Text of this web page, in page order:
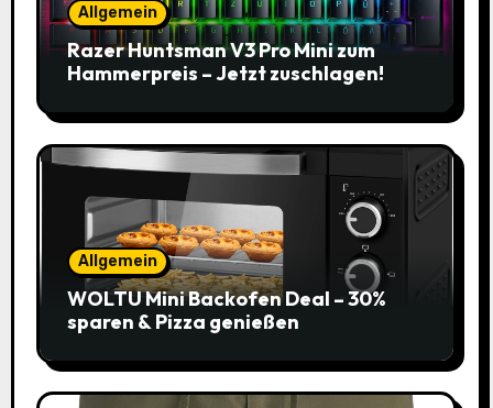
Allgemein
Razer Huntsman V3 Pro Mini zum
Hammerpreis – Jetzt zuschlagen!
Allgemein
WOLTU Mini Backofen Deal – 30%
sparen & Pizza genießen